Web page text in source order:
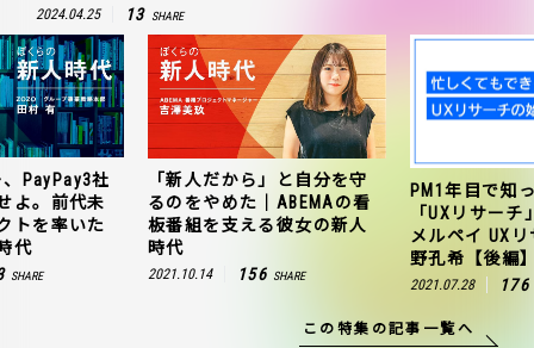
2024.04.25 13 SHARE
PayPay3社
よ。前代未
トを率いた
代
SHARE
「新人だから」と自分を守
るのをやめた｜ABEMAの看
板番組を支える彼女の新人
時代
2021.10.14 156 SHARE
PM1年目で知
「UXリサー
メルペイ UX
野孔希【後編
2021.07.28 176
この特集の記事一覧へ